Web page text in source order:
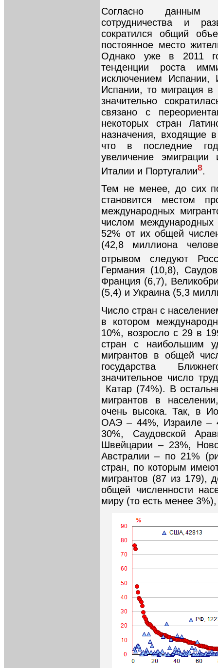
Согласно данным
сотрудничества и
сократился общий
постоянное место
Однако уже в 2011
тенденции роста
исключением Испании,
Испании, то миграция в
значительно
связано с
некоторых стран
назначения, входящие
что в последние
увеличение
Италии и Португалии8.
Тем не менее, до сих
становится местом
международных
числом международных
52% от их общей
(42,8 миллиона
отрывом следуют
Германия (10,8),
Франция (6,7),
(5,4) и Украина (5,3
Число стран с
в котором
10%, возросло с 29 в
стран с наибольшим
мигрантов в общей
государства
значительное число
Катар (74%). В
мигрантов в
очень высока. Так, в
ОАЭ – 44%, Израиле –
30%, Саудовской
Швейцарии – 23%,
Австралии – по 21%
стран, по которым
мигрантов (87 из 179),
общей численности
миру (то есть менее